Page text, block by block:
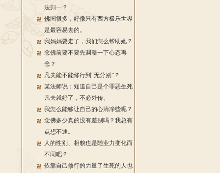
法归一？
佛国很多，好像只有西方极乐世界
是最容易去的。
我妈妈要走了，我们怎么帮助她？
念佛前要不要先调整一下心态再
念？
凡夫能不能修行到“无分别”？
某法师说：知道自己是个罪恶生死
凡夫就好了，不必外传。
我怎么能够让自己的心清净些呢？
念佛多少真的没有差别吗？我总有
点想不通。
人的性别、相貌也是随业力变化而
不同吧？
依靠自己修行的力量了生死的人也